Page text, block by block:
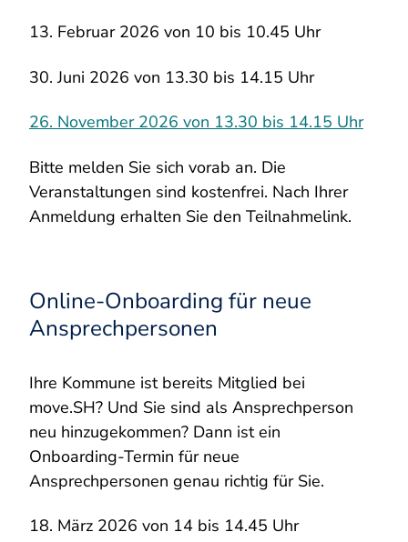
13. Februar 2026 von 10 bis 10.45 Uhr
30. Juni 2026 von 13.30 bis 14.15 Uhr
26. November 2026 von 13.30 bis 14.15 Uhr
Bitte melden Sie sich vorab an. Die
Veranstaltungen sind kostenfrei. Nach Ihrer
Anmeldung erhalten Sie den Teilnahmelink.
Online-Onboarding für neue
Ansprechpersonen
Ihre Kommune ist bereits Mitglied bei
move.SH? Und Sie sind als Ansprechperson
neu hinzugekommen? Dann ist ein
Onboarding-Termin für neue
Ansprechpersonen genau richtig für Sie.
18. März 2026 von 14 bis 14.45 Uhr